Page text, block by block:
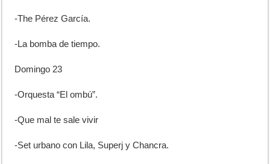
-The Pérez García.
-La bomba de tiempo.
Domingo 23
-Orquesta “El ombú”.
-Que mal te sale vivir
-Set urbano con Lila, Superj y Chancra.